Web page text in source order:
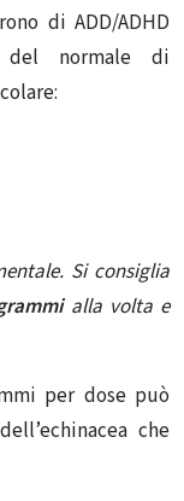
di ADD/ADHD
del normale di
Si consiglia
alla volta e
per dose può
che